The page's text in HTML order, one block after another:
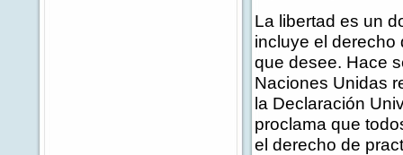
La libertad es un
incluye el derecho
que desee. Hace
Naciones Unidas
la Declaración
proclama que
el derecho de